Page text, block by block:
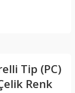
Tip (PC)
Renk